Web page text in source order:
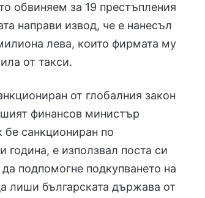
обвиняем за 19 престъпления
направи извод, че е нанесъл
лева, които фирмата му
от такси.
от глобалния закон
финансов министър
бе санкциониран по
година, е използвал поста си
подпомогне подкупването на
лиши българската държава от